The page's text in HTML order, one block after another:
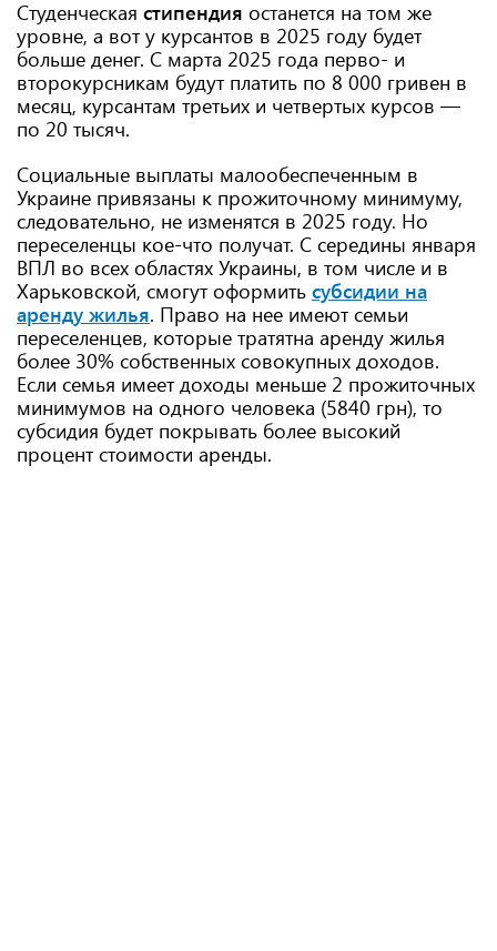
Студенческая стипендия останется на том же
уровне, а вот у курсантов в 2025 году будет
больше денег. С марта 2025 года перво- и
второкурсникам будут платить по 8 000 гривен в
месяц, курсантам третьих и четвертых курсов —
по 20 тысяч.
Социальные выплаты малообеспеченным в
Украине привязаны к прожиточному минимуму,
следовательно, не изменятся в 2025 году. Но
переселенцы кое-что получат. С середины января
ВПЛ во всех областях Украины, в том числе и в
Харьковской, смогут оформить субсидии на
аренду жилья. Право на нее имеют семьи
переселенцев, которые тратятна аренду жилья
более 30% собственных совокупных доходов.
Если семья имеет доходы меньше 2 прожиточных
минимумов на одного человека (5840 грн), то
субсидия будет покрывать более высокий
процент стоимости аренды.